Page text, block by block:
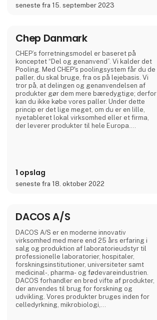
seneste fra 15. september 2023
Chep Danmark
CHEP’s forretningsmodel er baseret på
konceptet “Del og genanvend”. Vi kalder det
Pooling. Med CHEP's poolingsystem får du de
paller, du skal bruge, fra os på lejebasis. Vi
tror på, at delingen og genanvendelsen af
produkter gør dem mere bæredygtige; derfor
kan du ikke købe vores paller. Under dette
princip er det lige meget, om du er en lille,
nyetableret lokal virksomhed eller et firma,
der leverer produkter til hele Europa.
1 opslag
seneste fra 18. oktober 2022
DACOS A/S
DACOS A/S er en moderne innovativ
virksomhed med mere end 25 års erfaring i
salg og produktion af laboratorieudstyr til
professionelle laboratorier, hospitaler,
forskningsinstitutioner, universiteter samt
medicinal-, pharma- og fødevareindustrien.
DACOS forhandler en bred vifte af produkter,
der anvendes til brug for forskning og
udvikling. Vores produkter bruges inden for
celledyrkning, mikrobiologi,